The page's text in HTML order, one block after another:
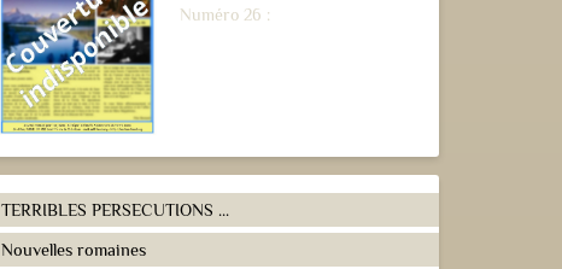
Numéro 26 :
TERRIBLES PERSECUTIONS ...
Nouvelles romaines